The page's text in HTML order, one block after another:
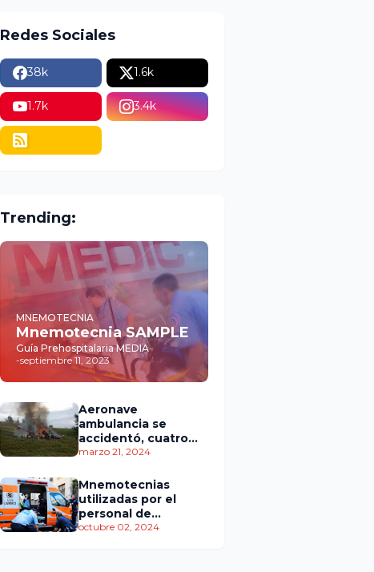
Redes Sociales
38k 1.6k
1.7k 3.4k
Trending:
MNEMOTECNIA
Mnemotecnia SAMPLE
Guía Prehospitalaria MEDIA
-septiembre 11, 2023
Aeronave
ambulancia se
accidentó, cuatro
personas murieron
marzo 21, 2024
Mnemotecnias
utilizadas por el
personal de
atención
octubre 02, 2024